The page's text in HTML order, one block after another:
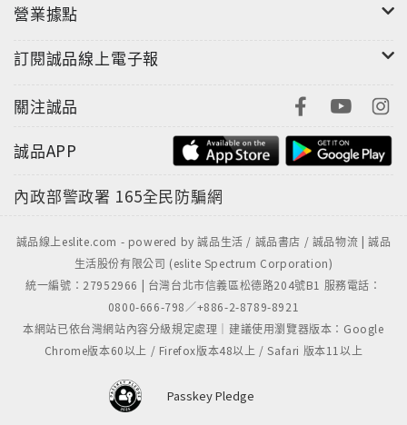
營業據點
訂閱誠品線上電子報
關注誠品
誠品APP
內政部警政署 165全民防騙網
誠品線上eslite.com - powered by 誠品生活 / 誠品書店 / 誠品物流 | 誠品
生活股份有限公司 (eslite Spectrum Corporation)
統一編號：27952966 | 台灣台北市信義區松德路204號B1 服務電話：
0800-666-798／+886-2-8789-8921
本網站已依台灣網站內容分級規定處理｜建議使用瀏覽器版本：Google
Chrome版本60以上 / Firefox版本48以上 / Safari 版本11以上
Passkey Pledge